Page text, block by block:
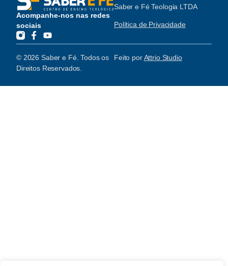
Acompanhe-nos nas redes
sociais
Saber e Fé Teologia LTDA
Política de Privacidade
© 2026 Saber e Fé. Todos os
Direitos Reservados.
Feito porAttrio Studio